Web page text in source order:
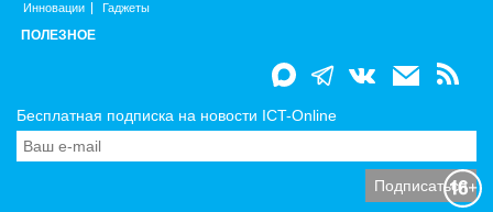
Инновации
Гаджеты
ПОЛЕЗНОЕ
Бесплатная подписка на новости ICT-Online